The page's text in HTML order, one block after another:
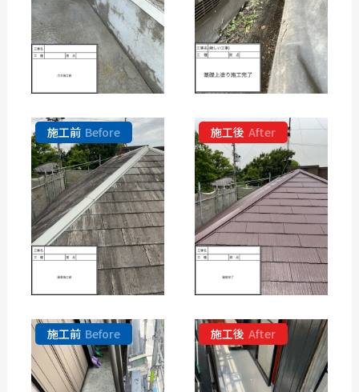
施工前 Before 施工後 After
施工前 Before 施工後 After